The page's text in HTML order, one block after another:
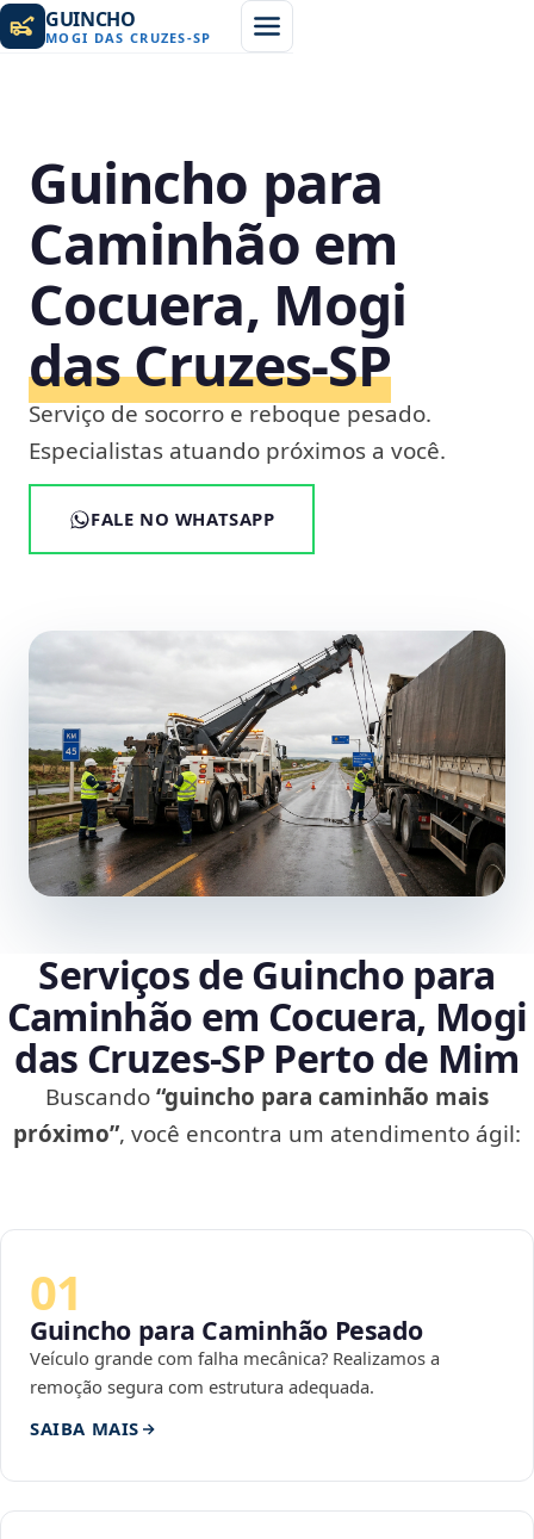
GUINCHO
MOGI DAS CRUZES-SP
Guincho para
Caminhão em
Cocuera, Mogi
das Cruzes‑SP
Serviço de socorro e reboque pesado.
Especialistas atuando próximos a você.
FALE NO WHATSAPP
Serviços de Guincho para
Caminhão em Cocuera, Mogi
das Cruzes‑SP Perto de Mim
Buscando“guincho para caminhão mais
próximo”, você encontra um atendimento ágil:
01
Guincho para Caminhão Pesado
Veículo grande com falha mecânica? Realizamos a
remoção segura com estrutura adequada.
SAIBA MAIS